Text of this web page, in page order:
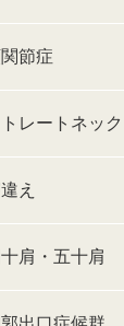
節症
レートネック
え
十肩・五十肩